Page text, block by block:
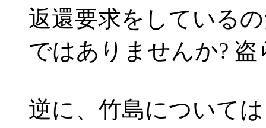
返還要求をしている
ではありませんか?
逆に、竹島について